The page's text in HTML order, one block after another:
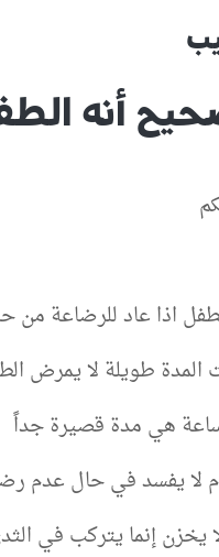
أنه
اذا عاد للرضاعة من
المدة طويلة لا يمرض
لا يفسد في حال عدم
يخزن إنما يتركب في